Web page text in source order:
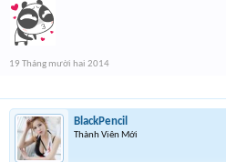
19 Tháng mười hai 2014
BlackPencil
Thành Viên Mới